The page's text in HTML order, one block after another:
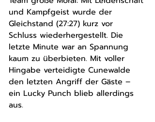
und Kampfgeist wurde der
Gleichstand (27:27) kurz vor
Schluss wiederhergestellt. Die
letzte Minute war an Spannung
kaum zu überbieten. Mit voller
Hingabe verteidigte Cunewalde
den letzten Angriff der Gäste –
ein Lucky Punch blieb allerdings
aus.